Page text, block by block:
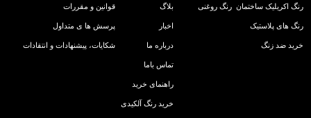
رنگ اکریلیک ساختمان
رنگ های پلاستیک
خرید ضد زنگ
رنگ روغنی بلاگ
اخبار
درباره ما
تماس باما
راهنمای خرید
خرید رنگ آلکیدی
قوانین و مقررات
پرسش ها ی متداول
شکایات، پیشنهادات و انتقادات